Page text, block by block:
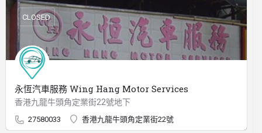
永恆汽車服務 Wing Hang Motor Services
香港九龍牛頭角定業街22號地下
27580033 香港九龍牛頭角定業街22號
CLOSED